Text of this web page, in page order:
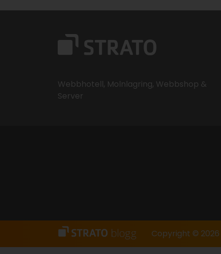
Webbhotell, Molnlagring, Webbshop &
Server
Copyright © 2026